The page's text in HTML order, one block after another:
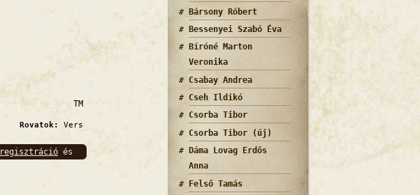
TM
Rovatok: Vers
regisztráció és
Bársony Róbert
Bessenyei Szabó Éva
Bíróné Marton
Veronika
Csabay Andrea
Cseh Ildikó
Csorba Tibor
Csorba Tibor (új)
Dáma Lovag Erdős
Anna
Felső Tamás